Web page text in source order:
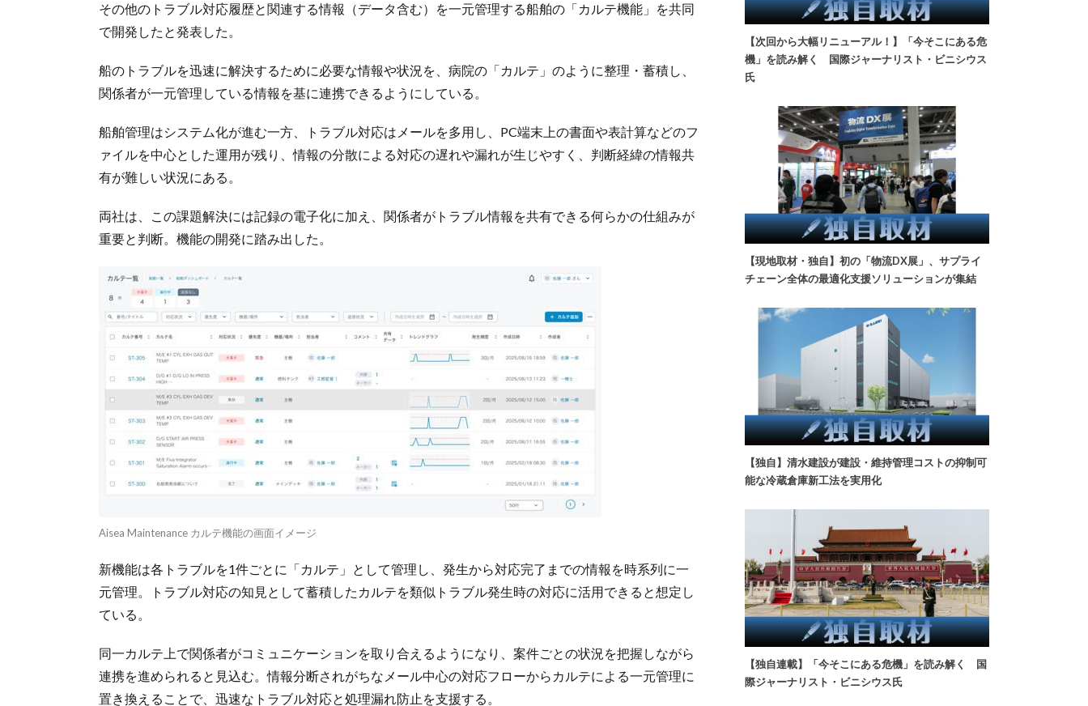
その他のトラブル対応履歴と関連する情報（データ含む）を一元管理する船舶の「カルテ機能」を共同
で開発したと発表した。
船のトラブルを迅速に解決するために必要な情報や状況を、病院の「カルテ」のように整理・蓄積し、
関係者が一元管理している情報を基に連携できるようにしている。
船舶管理はシステム化が進む一方、トラブル対応はメールを多用し、PC端末上の書面や表計算などのフ
ァイルを中心とした運用が残り、情報の分散による対応の遅れや漏れが生じやすく、判断経緯の情報共
有が難しい状況にある。
両社は、この課題解決には記録の電子化に加え、関係者がトラブル情報を共有できる何らかの仕組みが
重要と判断。機能の開発に踏み出した。
Aisea Maintenance カルテ機能の画面イメージ
新機能は各トラブルを1件ごとに「カルテ」として管理し、発生から対応完了までの情報を時系列に一
元管理。トラブル対応の知見として蓄積したカルテを類似トラブル発生時の対応に活用できると想定し
ている。
同一カルテ上で関係者がコミュニケーションを取り合えるようになり、案件ごとの状況を把握しながら
連携を進められると見込む。情報分断されがちなメール中心の対応フローからカルテによる一元管理に
置き換えることで、迅速なトラブル対応と処理漏れ防止を支援する。
【次回から大幅リニューアル！】「今そこにある危
機」を読み解く 国際ジャーナリスト・ビニシウス
氏
【現地取材・独自】初の「物流DX展」、サプライ
チェーン全体の最適化支援ソリューションが集結
【独自】清水建設が建設・維持管理コストの抑制可
能な冷蔵倉庫新工法を実用化
【独自連載】「今そこにある危機」を読み解く 国
際ジャーナリスト・ビニシウス氏